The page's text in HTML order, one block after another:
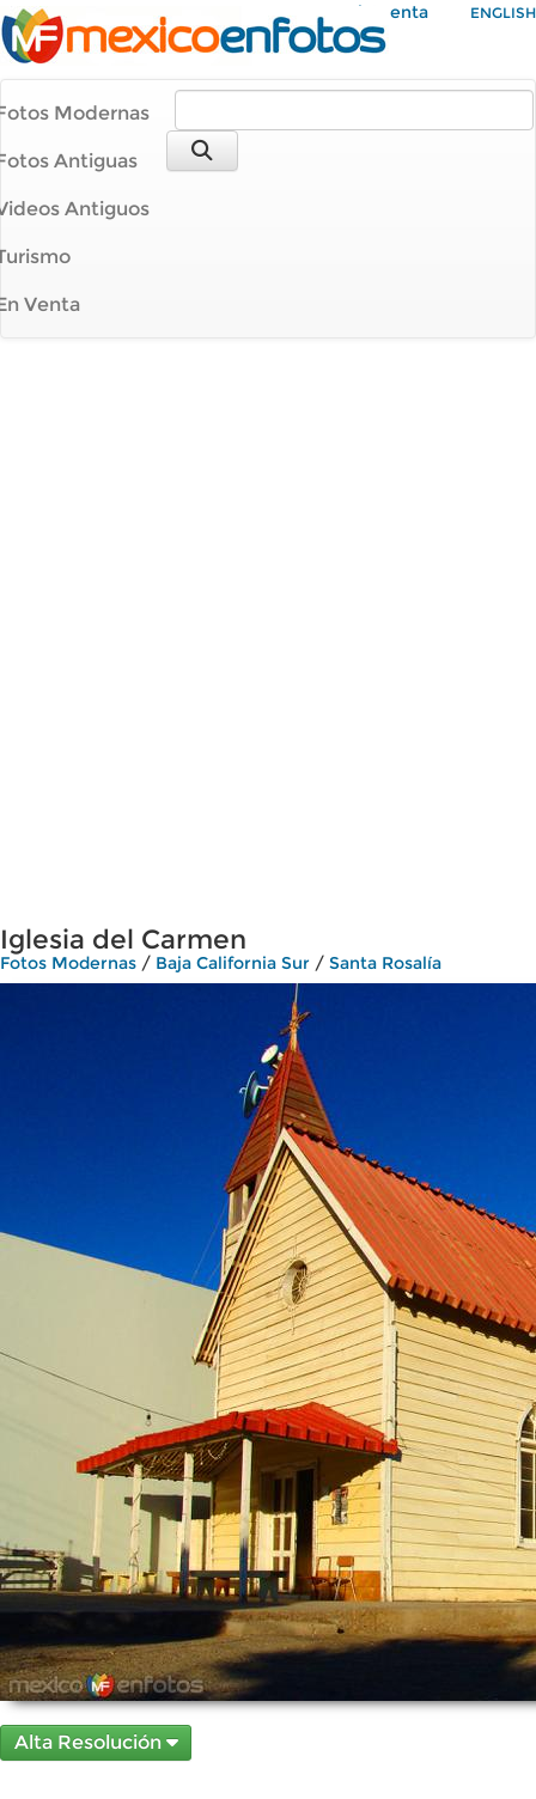
Mi Cuenta ENGLISH
Modernas
Antiguas
Antiguos
Venta
Iglesia del Carmen
Fotos Modernas / Baja California Sur / Santa Rosalía
Alta Resolución